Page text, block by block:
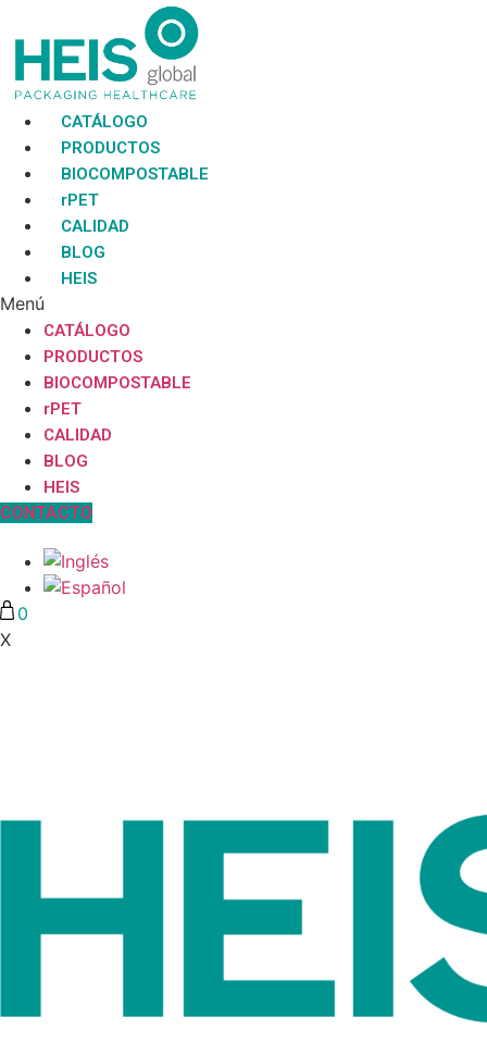
contenido
CATÁLOGO
PRODUCTOS
BIOCOMPOSTABLE
rPET
CALIDAD
BLOG
HEIS
Menú
CATÁLOGO
PRODUCTOS
BIOCOMPOSTABLE
rPET
CALIDAD
BLOG
HEIS
CONTACTO
0
X